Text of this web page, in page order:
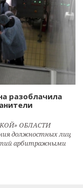
разоблачила
ОБЛАСТИ
должностных лиц
арбитражными